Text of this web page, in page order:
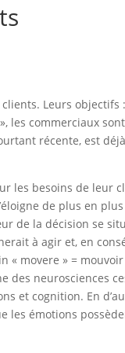
Leurs
commerciaux
récente, est
les besoins de leur
de plus en
de la décision se
à agir et, en
movere » =
des neurosciences
et cognition. En
les émotions